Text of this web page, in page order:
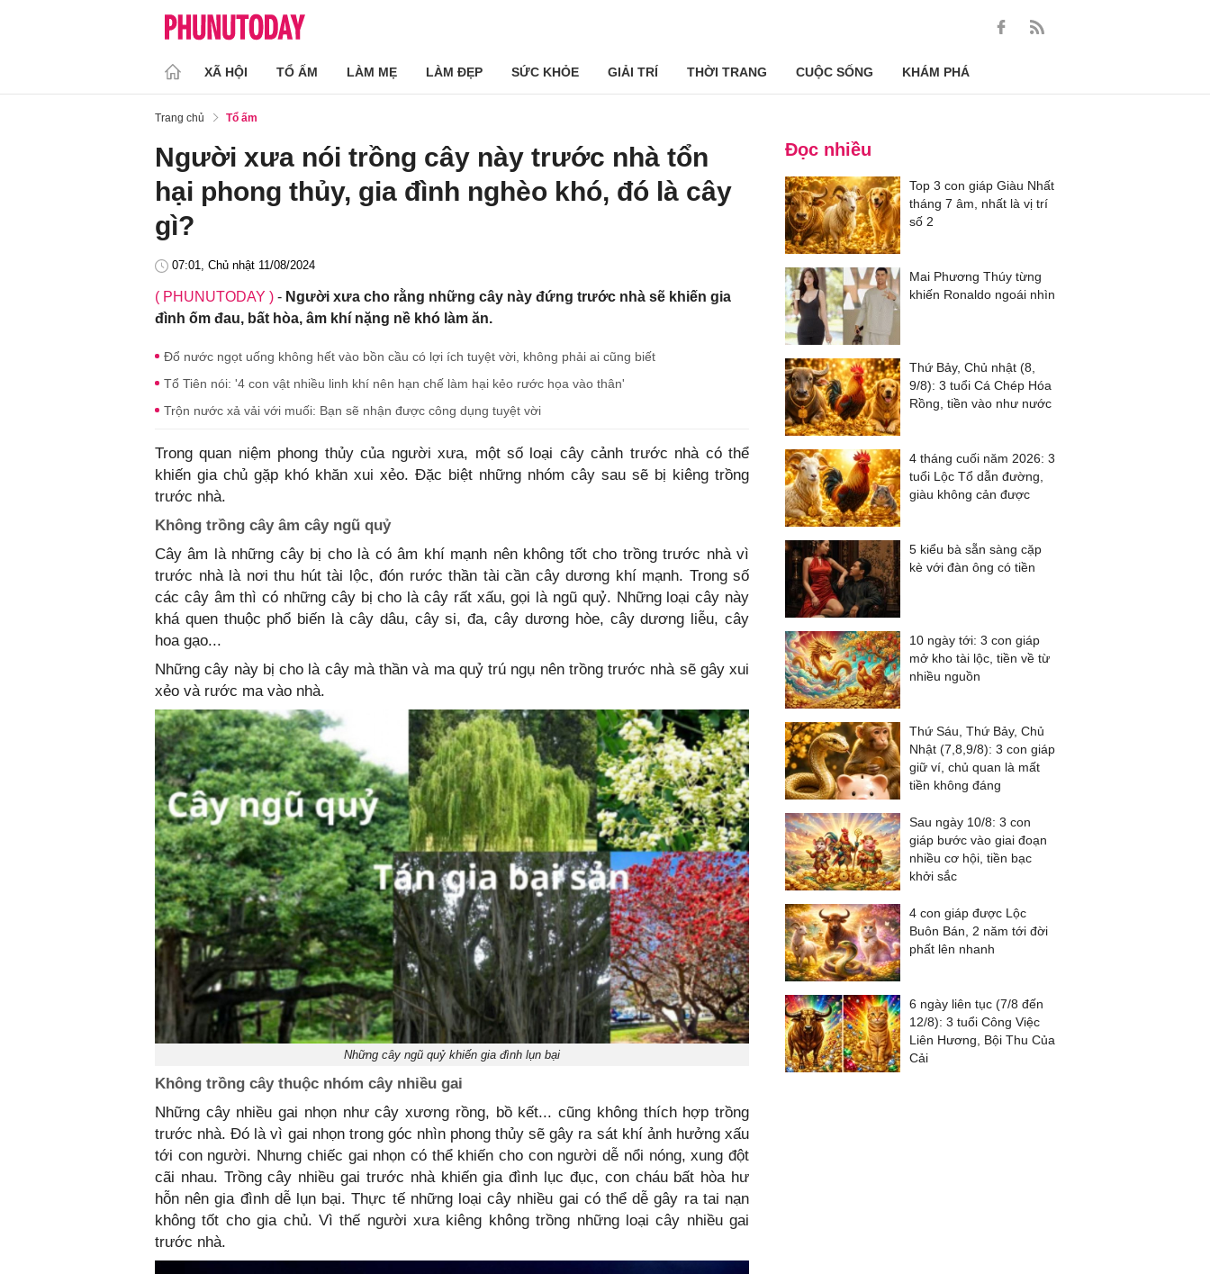
XÃ HỘI TỔ ẤM LÀM MẸ LÀM ĐẸP SỨC KHỎE GIẢI TRÍ THỜI TRANG CUỘC SỐNG KHÁM PHÁ
Trang chủ Tổ ấm
Người xưa nói trồng cây này trước nhà tổn
hại phong thủy, gia đình nghèo khó, đó là cây
gì?
07:01, Chủ nhật 11/08/2024
( PHUNUTODAY ) - Người xưa cho rằng những cây này đứng trước nhà sẽ khiến gia
đình ốm đau, bất hòa, âm khí nặng nề khó làm ăn.
Đổ nước ngọt uống không hết vào bồn cầu có lợi ích tuyệt vời, không phải ai cũng biết
Tổ Tiên nói: '4 con vật nhiều linh khí nên hạn chế làm hại kẻo rước họa vào thân'
Trộn nước xả vải với muối: Bạn sẽ nhận được công dụng tuyệt vời
Trong quan niệm phong thủy của người xưa, một số loại cây cảnh trước nhà có thể
khiến gia chủ gặp khó khăn xui xẻo. Đặc biệt những nhóm cây sau sẽ bị kiêng trồng
trước nhà.
Không trồng cây âm cây ngũ quỷ
Cây âm là những cây bị cho là có âm khí mạnh nên không tốt cho trồng trước nhà vì
trước nhà là nơi thu hút tài lộc, đón rước thần tài cần cây dương khí mạnh. Trong số
các cây âm thì có những cây bị cho là cây rất xấu, gọi là ngũ quỷ. Những loại cây này
khá quen thuộc phổ biến là cây dâu, cây si, đa, cây dương hòe, cây dương liễu, cây
hoa gạo...
Những cây này bị cho là cây mà thần và ma quỷ trú ngụ nên trồng trước nhà sẽ gây xui
xẻo và rước ma vào nhà.
Những cây ngũ quỷ khiến gia đình lụn bại
Không trồng cây thuộc nhóm cây nhiều gai
Những cây nhiều gai nhọn như cây xương rồng, bồ kết... cũng không thích hợp trồng
trước nhà. Đó là vì gai nhọn trong góc nhìn phong thủy sẽ gây ra sát khí ảnh hưởng xấu
tới con người. Nhưng chiếc gai nhọn có thể khiến cho con người dễ nổi nóng, xung đột
cãi nhau. Trồng cây nhiều gai trước nhà khiến gia đình lục đục, con cháu bất hòa hư
hỗn nên gia đình dễ lụn bại. Thực tế những loại cây nhiều gai có thể dễ gây ra tai nạn
không tốt cho gia chủ. Vì thế người xưa kiêng không trồng những loại cây nhiều gai
trước nhà.
Đọc nhiều
Top 3 con giáp Giàu Nhất
tháng 7 âm, nhất là vị trí
số 2
Mai Phương Thúy từng
khiến Ronaldo ngoái nhìn
Thứ Bảy, Chủ nhật (8,
9/8): 3 tuổi Cá Chép Hóa
Rồng, tiền vào như nước
4 tháng cuối năm 2026: 3
tuổi Lộc Tổ dẫn đường,
giàu không cản được
5 kiểu bà sẵn sàng cặp
kè với đàn ông có tiền
10 ngày tới: 3 con giáp
mở kho tài lộc, tiền về từ
nhiều nguồn
Thứ Sáu, Thứ Bảy, Chủ
Nhật (7,8,9/8): 3 con giáp
giữ ví, chủ quan là mất
tiền không đáng
Sau ngày 10/8: 3 con
giáp bước vào giai đoạn
nhiều cơ hội, tiền bạc
khởi sắc
4 con giáp được Lộc
Buôn Bán, 2 năm tới đời
phất lên nhanh
6 ngày liên tục (7/8 đến
12/8): 3 tuổi Công Việc
Liên Hương, Bội Thu Của
Cải